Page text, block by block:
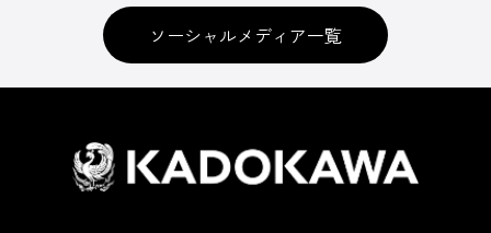
ソーシャルメディア一覧